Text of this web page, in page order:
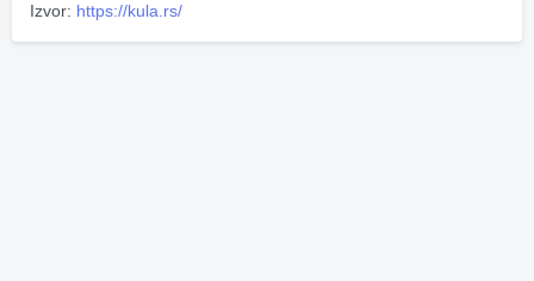
Izvor: https://kula.rs/